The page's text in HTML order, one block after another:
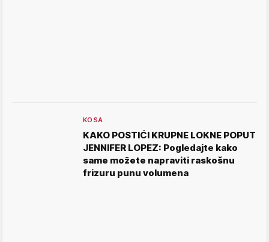
KOSA
KAKO POSTIĆI KRUPNE LOKNE POPUT
JENNIFER LOPEZ: Pogledajte kako
same možete napraviti raskošnu
frizuru punu volumena